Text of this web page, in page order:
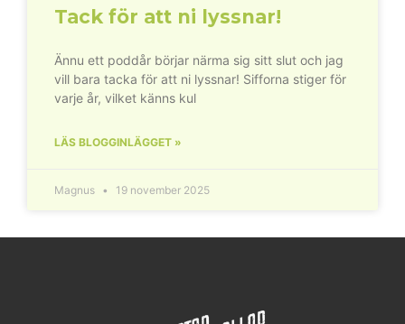
Tack för att ni lyssnar!
Ännu ett poddår börjar närma sig sitt slut och jag
vill bara tacka för att ni lyssnar! Sifforna stiger för
varje år, vilket känns kul
LÄS BLOGGINLÄGGET »
Magnus 19 november 2025